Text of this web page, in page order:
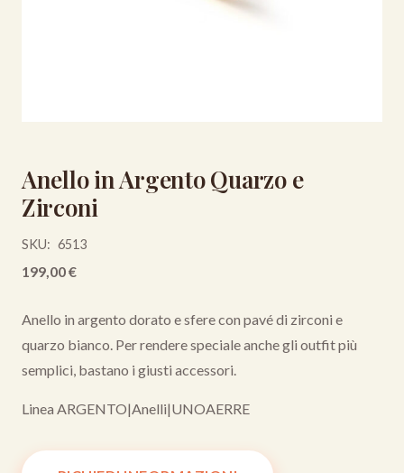
Anello in Argento Quarzo e
Zirconi
SKU: 6513
199,00€
Anello in argento dorato e sfere con pavé di zirconi e
quarzo bianco. Per rendere speciale anche gli outfit più
semplici, bastano i giusti accessori.
Linea ARGENTO|Anelli|UNOAERRE